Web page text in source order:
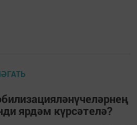
ярдәм күрсәтелә?